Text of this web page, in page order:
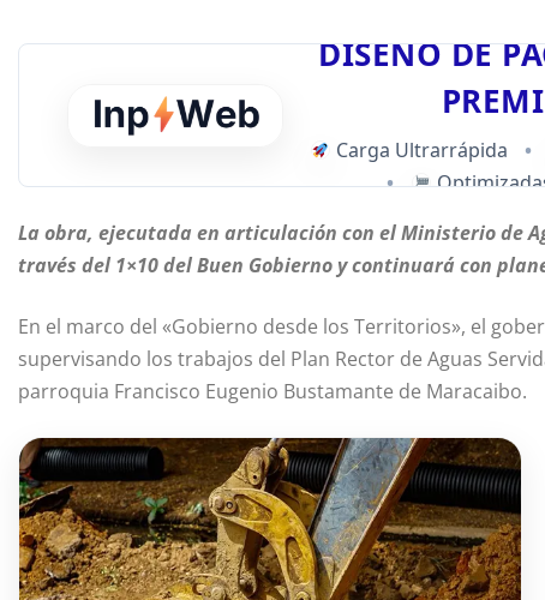
DISEÑO DE
Carga Ultrarrápida •
•
La obra, ejecutada en articulación con el Ministerio de
través del 1×10 del Buen Gobierno y continuará con
En el marco del «Gobierno desde los Territorios», el
supervisando los trabajos del Plan Rector de Aguas
parroquia Francisco Eugenio Bustamante de Maracaibo.